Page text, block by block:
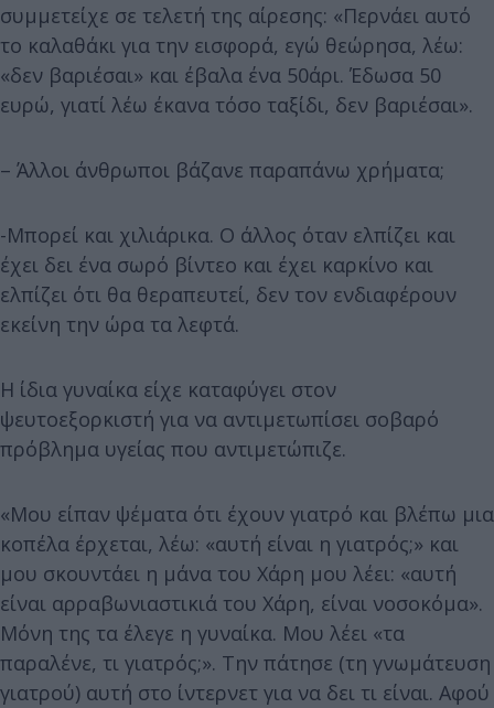
συμμετείχε σε τελετή της αίρεσης: «Περνάει αυτό
το καλαθάκι για την εισφορά, εγώ θεώρησα, λέω:
«δεν βαριέσαι» και έβαλα ένα 50άρι. Έδωσα 50
ευρώ, γιατί λέω έκανα τόσο ταξίδι, δεν βαριέσαι».
– Άλλοι άνθρωποι βάζανε παραπάνω χρήματα;
-Μπορεί και χιλιάρικα. Ο άλλος όταν ελπίζει και
έχει δει ένα σωρό βίντεο και έχει καρκίνο και
ελπίζει ότι θα θεραπευτεί, δεν τον ενδιαφέρουν
εκείνη την ώρα τα λεφτά.
H ίδια γυναίκα είχε καταφύγει στον
ψευτοεξορκιστή για να αντιμετωπίσει σοβαρό
πρόβλημα υγείας που αντιμετώπιζε.
«Μου είπαν ψέματα ότι έχουν γιατρό και βλέπω μια
κοπέλα έρχεται, λέω: «αυτή είναι η γιατρός;» και
μου σκουντάει η μάνα του Χάρη μου λέει: «αυτή
είναι αρραβωνιαστικιά του Χάρη, είναι νοσοκόμα».
Μόνη της τα έλεγε η γυναίκα. Μου λέει «τα
παραλένε, τι γιατρός;». Την πάτησε (τη γνωμάτευση
γιατρού) αυτή στο ίντερνετ για να δει τι είναι. Αφού